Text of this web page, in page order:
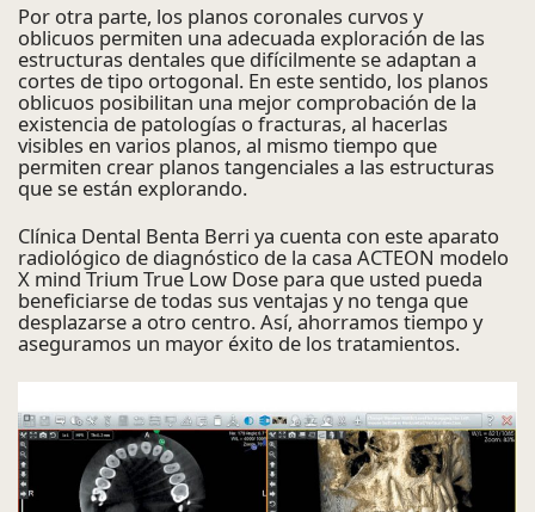
Por otra parte, los planos coronales curvos y
oblicuos permiten una adecuada exploración de las
estructuras dentales que difícilmente se adaptan a
cortes de tipo ortogonal. En este sentido, los planos
oblicuos posibilitan una mejor comprobación de la
existencia de patologías o fracturas, al hacerlas
visibles en varios planos, al mismo tiempo que
permiten crear planos tangenciales a las estructuras
que se están explorando.
Clínica Dental Benta Berri ya cuenta con este aparato
radiológico de diagnóstico de la casa ACTEON modelo
X mind Trium True Low Dose para que usted pueda
beneficiarse de todas sus ventajas y no tenga que
desplazarse a otro centro. Así, ahorramos tiempo y
aseguramos un mayor éxito de los tratamientos.